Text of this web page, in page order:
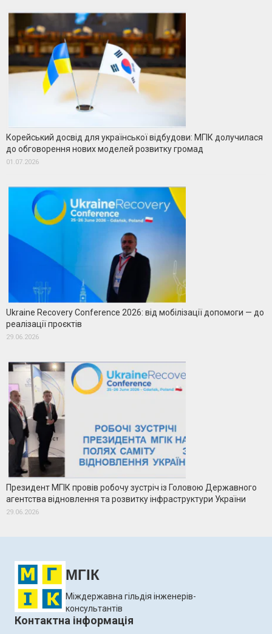
Корейський досвід для української відбудови: МГІК долучилася
до обговорення нових моделей розвитку громад
01.07.2026
Ukraine Recovery Conference 2026: від мобілізації допомоги — до
реалізації проєктів
29.06.2026
Президент МГІК провів робочу зустріч із Головою Державного
агентства відновлення та розвитку інфраструктури України
29.06.2026
МГІК
Міждержавна гільдія інженерів-
консультантів
Контактна інформація